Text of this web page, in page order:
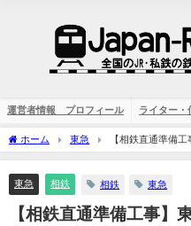
運営者情報 プロフィール ライター・
ホーム 東急
【相鉄直通準備
出場
東急 相鉄 相鉄 東急
【相鉄直通準備工事】